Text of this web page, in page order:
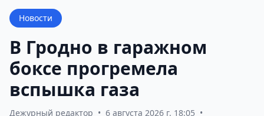
Новости
В Гродно в гаражном
боксе прогремела
вспышка газа
Дежурный редактор • 6 августа 2026 г. 18:05 •